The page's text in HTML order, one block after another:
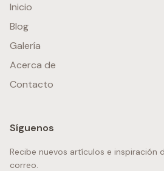
Inicio
Blog
Galería
Acerca de
Contacto
Síguenos
Recibe nuevos artículos e inspiración
correo.